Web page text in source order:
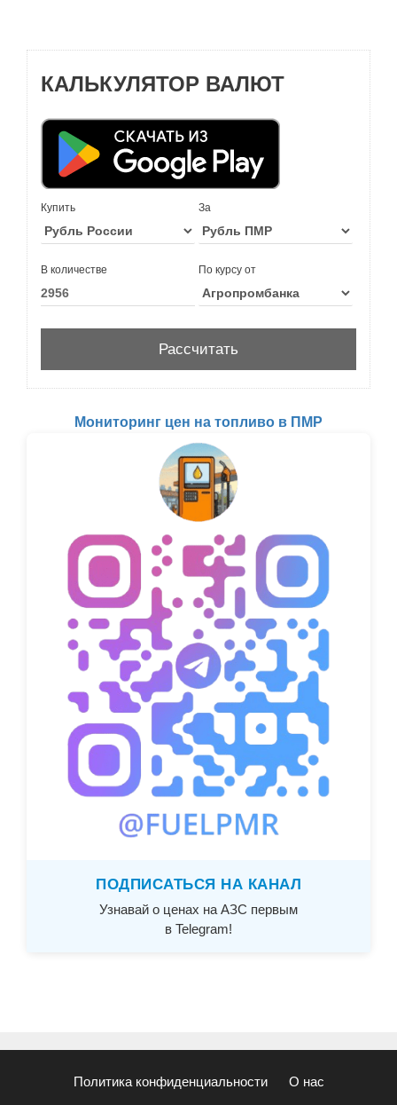
КАЛЬКУЛЯТОР ВАЛЮТ
Купить За
В количестве По курсу от
Мониторинг цен на топливо в ПМР
ПОДПИСАТЬСЯ НА КАНАЛ
Узнавай о ценах на АЗС первым
в Telegram!
Политика конфиденциальности О нас